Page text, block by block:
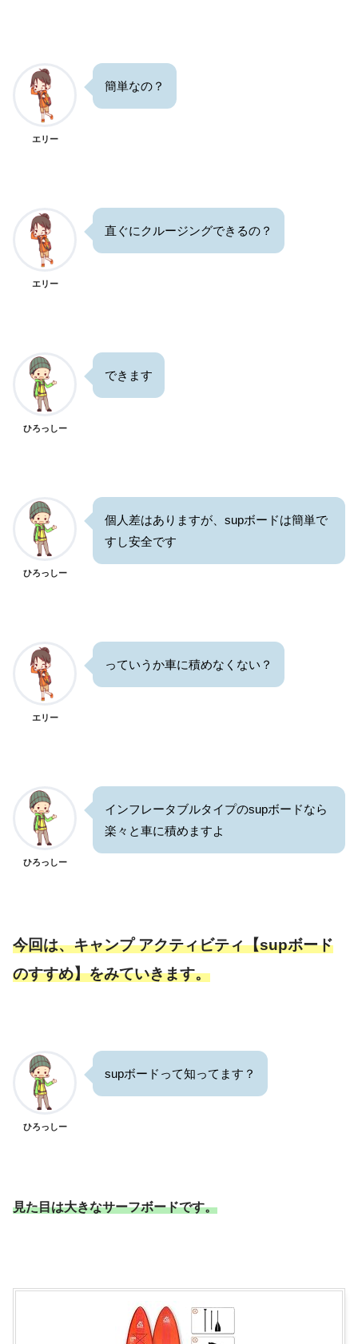
エリー
簡単なの？
エリー
直ぐにクルージングできるの？
ひろっしー
できます
ひろっしー
個人差はありますが、supボードは簡単で
すし安全です
エリー
っていうか車に積めなくない？
ひろっしー
インフレータブルタイプのsupボードなら
楽々と車に積めますよ
今回は、キャンプ アクティビティ【supボード
のすすめ】をみていきます。
ひろっしー
supボードって知ってます？
見た目は大きなサーフボードです。